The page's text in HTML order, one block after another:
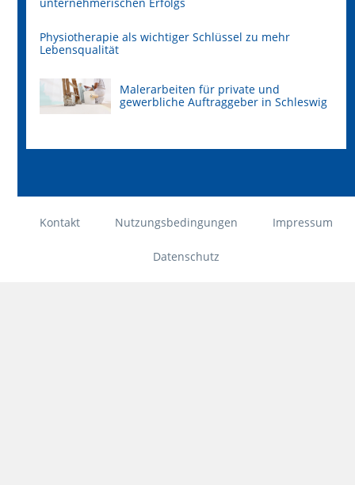
Physiotherapie als wichtiger Schlüssel zu mehr
Lebensqualität
Malerarbeiten für private und
gewerbliche Auftraggeber in Schleswig
Kontakt Nutzungsbedingungen Impressum
Datenschutz